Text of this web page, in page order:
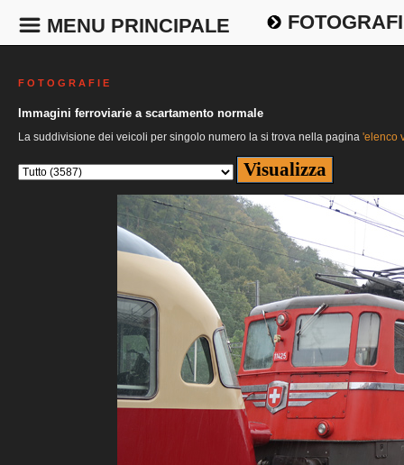
MENU PRINCIPALE
F O T O G R A F I E
Immagini ferroviarie a scartamento normale
La suddivisione dei veicoli per singolo numero la si trova nella pagina 'elenco